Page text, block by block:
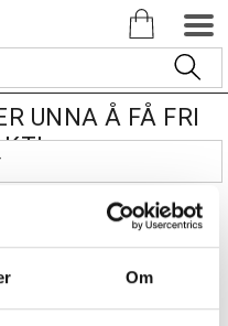
Om
UNNA Å FÅ FRI